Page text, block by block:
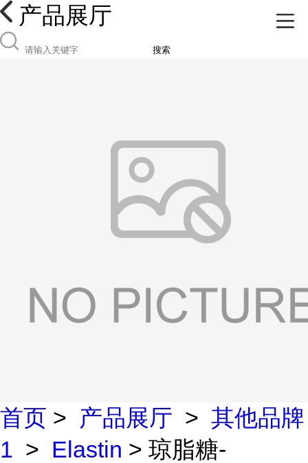
产品展厅
搜索
首页 > 产品展厅 > 其他品牌
1 > Elastin > 琼脂糖-